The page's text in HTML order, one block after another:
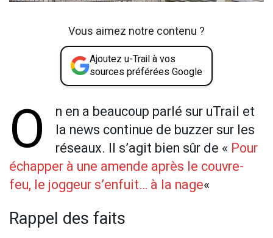
Vous aimez notre contenu ?
Ajoutez u-Trail à vos
sources préférées Google
O
n en a beaucoup parlé sur uTrail et
la news continue de buzzer sur les
réseaux. Il s’agit bien sûr de « Pour
échapper à une amende après le couvre-
feu, le joggeur s’enfuit… à la nage«
Rappel des faits